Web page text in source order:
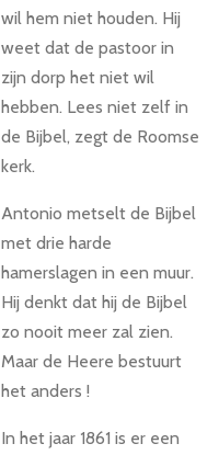
wil hem niet houden. Hij
weet dat de pastoor in
zijn dorp het niet wil
hebben. Lees niet zelf in
de Bijbel, zegt de Roomse
kerk.
Antonio metselt de Bijbel
met drie harde
hamerslagen in een muur.
Hij denkt dat hij de Bijbel
zo nooit meer zal zien.
Maar de Heere bestuurt
het anders !
In het jaar 1861 is er een